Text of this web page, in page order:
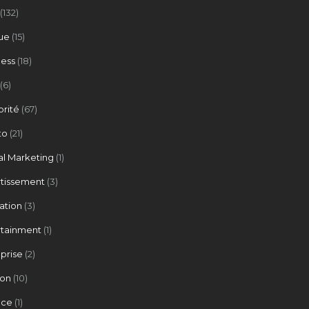
(15)
(18)
(67)
(21)
Marketing (1)
(3)
(3)
(1)
(2)
(10)
(1)